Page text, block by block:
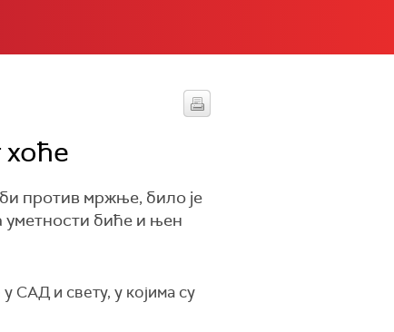
против мржње, било је
уметности биће и њен
САД и свету, у којима су